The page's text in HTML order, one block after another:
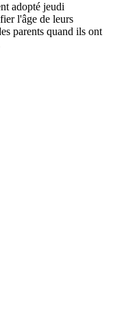
adopté jeudi
l'âge de leurs
parents quand ils ont